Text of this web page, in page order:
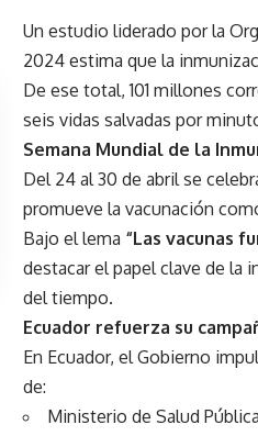
Un estudio liderado por la
2024 estima que la
De ese total, 101 millones
seis vidas salvadas por
Semana Mundial de la
Del 24 al 30 de abril se
promueve la vacunación
Bajo el lema “Las vacunas
destacar el papel clave de la
del tiempo.
Ecuador refuerza su
En Ecuador, el Gobierno
de:
Ministerio de Salud